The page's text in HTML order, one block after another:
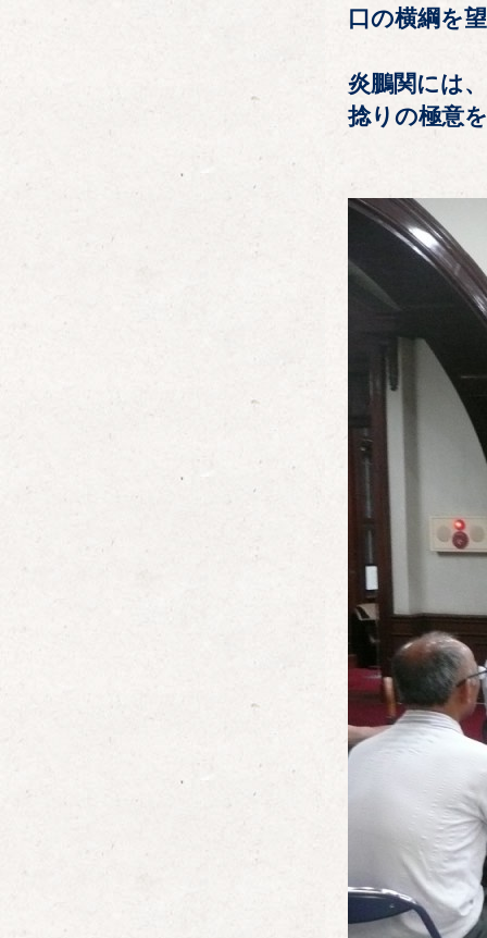
口の横綱を
炎鵬関には
捻りの極意